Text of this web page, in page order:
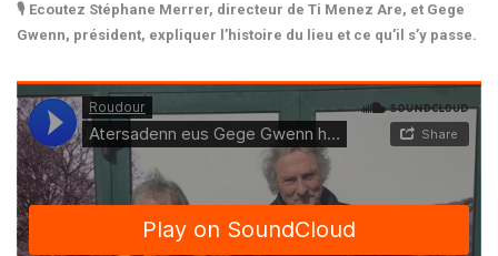
🎙 Ecoutez Stéphane Merrer, directeur de Ti Menez Are, et Gege
Gwenn, président, expliquer l’histoire du lieu et ce qu’il s’y passe.